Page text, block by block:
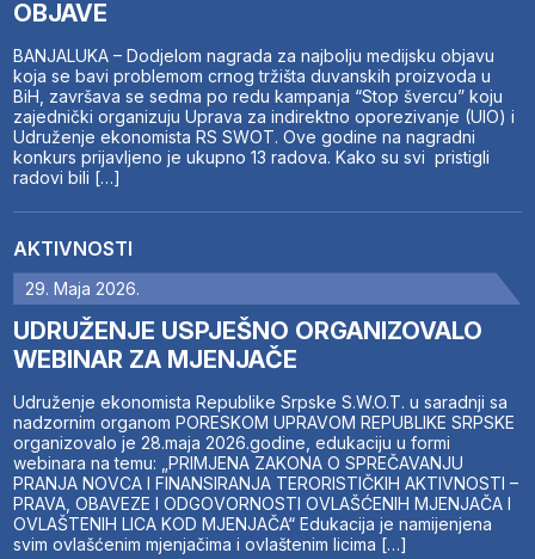
OBJAVE
BANJALUKA – Dodjelom nagrada za najbolju medijsku objavu
koja se bavi problemom crnog tržišta duvanskih proizvoda u
BiH, završava se sedma po redu kampanja “Stop švercu” koju
zajednički organizuju Uprava za indirektno oporezivanje (UIO) i
Udruženje ekonomista RS SWOT. Ove godine na nagradni
konkurs prijavljeno je ukupno 13 radova. Kako su svi pristigli
radovi bili […]
AKTIVNOSTI
29. Maja 2026.
UDRUŽENJE USPJEŠNO ORGANIZOVALO
WEBINAR ZA MJENJAČE
Udruženje ekonomista Republike Srpske S.W.O.T. u saradnji sa
nadzornim organom PORESKOM UPRAVOM REPUBLIKE SRPSKE
organizovalo je 28.maja 2026.godine, edukaciju u formi
webinara na temu: „PRIMJENA ZAKONA O SPREČAVANJU
PRANJA NOVCA I FINANSIRANJA TERORISTIČKIH AKTIVNOSTI –
PRAVA, OBAVEZE I ODGOVORNOSTI OVLAŠĆENIH MJENJAČA I
OVLAŠTENIH LICA KOD MJENJAČA“ Edukacija je namijenjena
svim ovlašćenim mjenjačima i ovlaštenim licima […]